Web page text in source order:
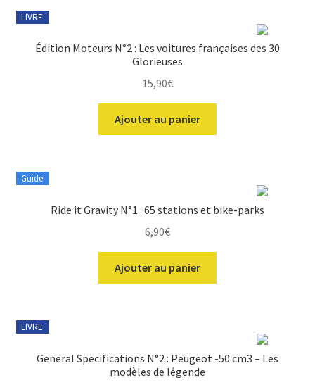
LIVRE
Édition Moteurs N°2 : Les voitures françaises des 30
Glorieuses
15,90€
Ajouter au panier
Guide
Ride it Gravity N°1 : 65 stations et bike-parks
6,90€
Ajouter au panier
LIVRE
General Specifications N°2 : Peugeot -50 cm3 – Les
modèles de légende